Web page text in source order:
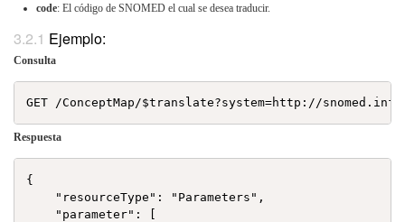
code: El código de SNOMED el cual se desea traducir.
Ejemplo:
Consulta
Respuesta
{
    "resourceType": "Parameters",
    "parameter": [